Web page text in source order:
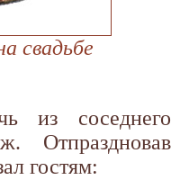
свадьбе
из соседнего
Отпраздновав
гостям: